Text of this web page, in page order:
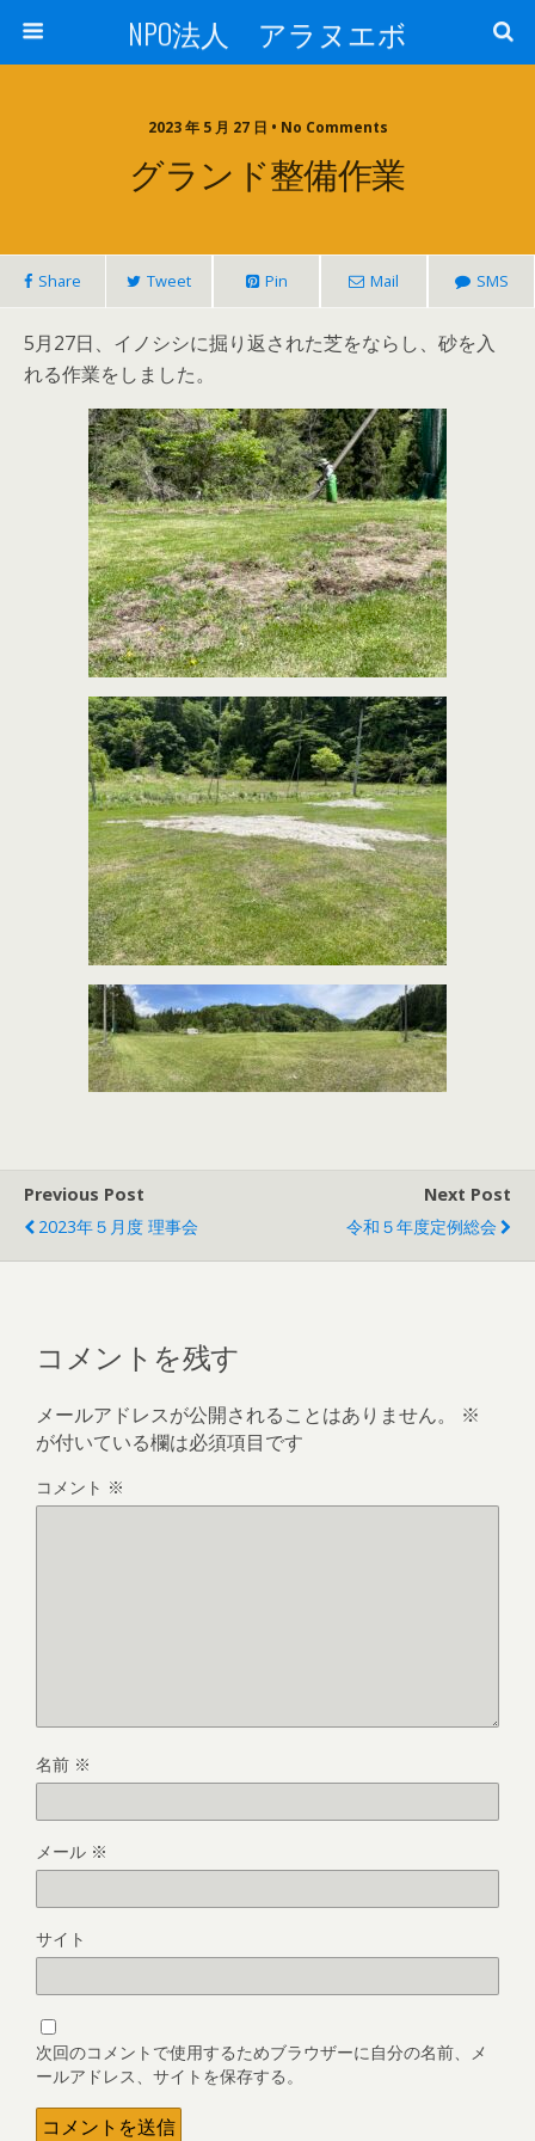
NPO法人 アラヌエボ
2023 年 5 月 27 日 • No Comments
グランド整備作業
Share Tweet Pin Mail SMS
5月27日、イノシシに掘り返された芝をならし、砂を入
れる作業をしました。
Previous Post
2023年５月度 理事会
Next Post
令和５年度定例総会
コメントを残す
メールアドレスが公開されることはありません。
※
が付いている欄は必須項目です
コメント ※
名前 ※
メール ※
サイト
次回のコメントで使用するためブラウザーに自分の名前、メ
ールアドレス、サイトを保存する。